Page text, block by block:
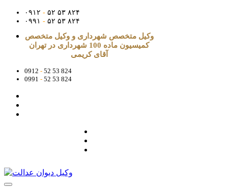
۰۹۱۲ - ۵۲ ۵۳ ۸۲۴
۰۹۹۱ - ۵۲ ۵۳ ۸۲۴
وکیل متخصص شهرداری و وکیل متخصص
کمیسیون ماده 100 شهرداری در تهران
آقای کریمی
0912 - 52 53 824
0991 - 52 53 824